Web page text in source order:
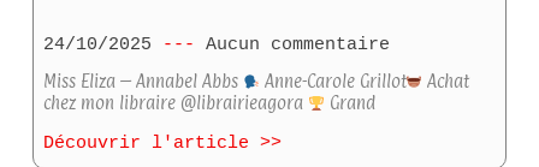
24/10/2025
Aucun commentaire
Miss Eliza – Annabel Abbs
Anne-Carole Grillot
Achat
chez mon libraire @librairieagora
Grand
Découvrir l'article >>